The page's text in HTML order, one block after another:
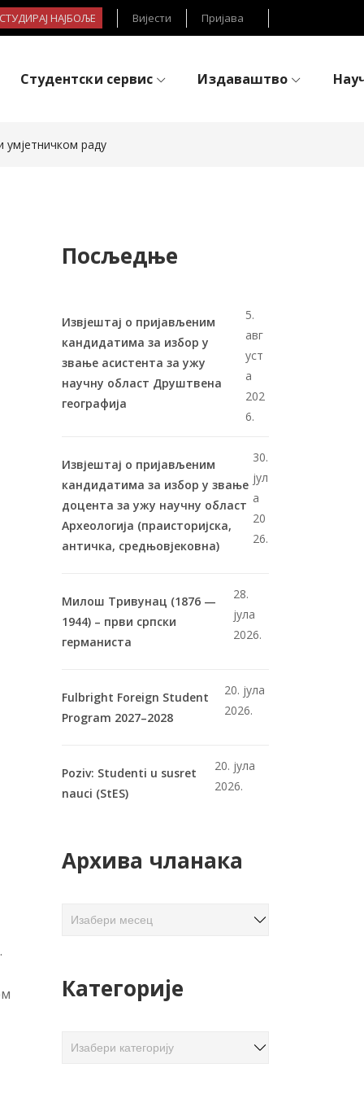
НАЈБОЉЕ Вијести Пријава
Студентски сервис Издаваштво
умјетничком раду
Посљедње
Извјештај о пријављеним
кандидатима за избор у
звање асистента за ужу
научну област Друштвена
географија
5.
авг
уст
а
202
6.
Извјештај о пријављеним
кандидатима за избор у звање
доцента за ужу научну област
Археологија (праисторијска,
античка, средњовјековна)
30.
јул
а
20
26.
Милош Тривунац (1876 —
1944) – први српски
германиста
28.
јула
2026.
Fulbright Foreign Student
Program 2027–2028
20. јула
2026.
Poziv: Studenti u susret
nauci (StES)
20. јула
2026.
Архива чланака
в
Категорије